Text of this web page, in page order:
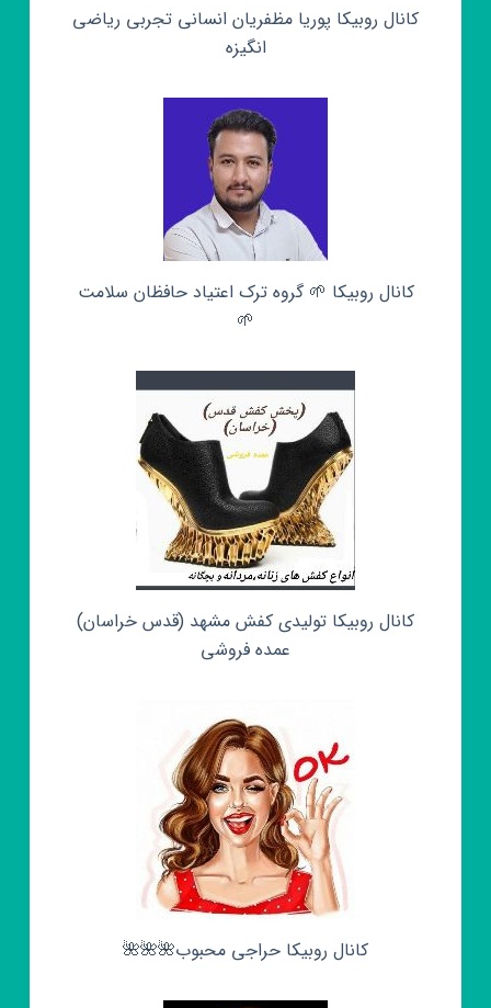
کانال روبیکا پوریا مظفریان انسانی تجربی ریاضی
انگیزه
کانال روبیکا 🌱 گروه ترک اعتیاد حافظان سلامت
🌱
کانال روبیکا تولیدی کفش مشهد (قدس خراسان)
عمده فروشی
کانال روبیکا حراجی محبوب🌺🌺🌺